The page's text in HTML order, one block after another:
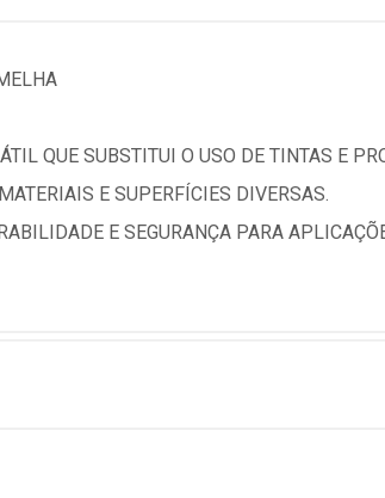
QUE SUBSTITUI O USO DE TINTAS E
E SUPERFÍCIES DIVERSAS.
E SEGURANÇA PARA